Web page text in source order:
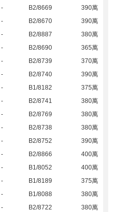
- B2/8669
390萬
- B2/8670
390萬
- B2/8887
380萬
- B2/8690
365萬
- B2/8739
370萬
- B2/8740
390萬
- B1/8182
375萬
- B2/8741
380萬
- B2/8769
380萬
- B2/8738
380萬
- B2/8752
390萬
- B2/8866
400萬
- B1/8052
400萬
- B1/8189
375萬
- B1/8088
380萬
- B2/8722
380萬